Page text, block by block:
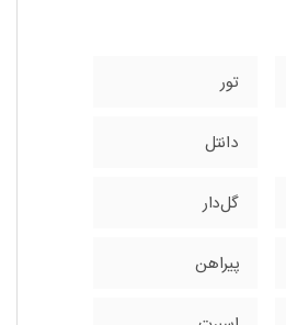
تور
دانتل
گل‌دار
پیراهن